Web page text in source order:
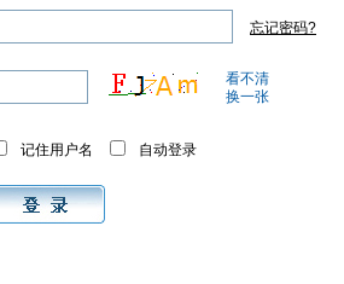
忘记密码?
看不清
换一张
记住用户名 自动登录